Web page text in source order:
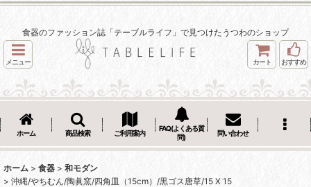
食器のファッション誌「テーブルライフ」で見つけたうつわのショップ
メニュー カート おすすめ
ホーム 商品検索 ご利用案内
FAQ(よくある質
問)
問い合わせ
ホーム > 食器 > 和モダン
> 沖縄/やちむん/陶眞窯/四角皿（15cm）/黒ゴス唐草/15 X 15